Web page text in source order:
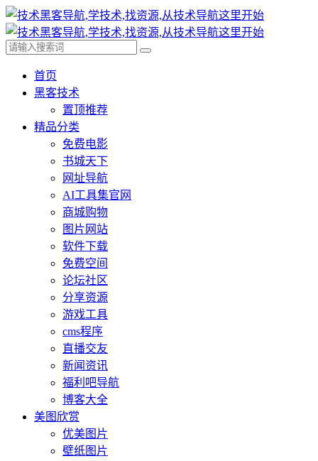
首页
黑客技术
置顶推荐
精品分类
免费电影
书城天下
网址导航
AI工具集官网
商城购物
图片网站
软件下载
免费空间
论坛社区
分享资源
游戏工具
cms程序
直播交友
新闻资讯
福利吧导航
博客大全
美图欣赏
优美图片
壁纸图片